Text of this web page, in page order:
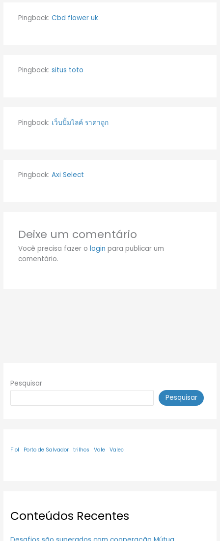
Pingback: Cbd flower uk
Pingback: situs toto
Pingback: เว็บปั้มไลค์ ราคาถูก
Pingback: Axi Select
Deixe um comentário
Você precisa fazer o login para publicar um
comentário.
Pesquisar
Pesquisar
Fiol Porto de Salvador trilhos Vale Valec
Conteúdos Recentes